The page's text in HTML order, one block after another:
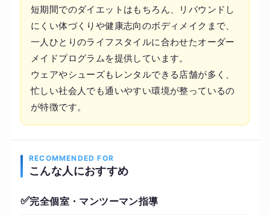
短期間でのダイエットはもちろん、リバウンドし
にくい体づくりや健康志向のボディメイクまで、
一人ひとりのライフスタイルに合わせたオーダー
メイドプログラムを提供しています。
ウェアやシューズもレンタルできる店舗が多く、
忙しい社会人でも通いやすい環境が整っているの
が特徴です。
RECOMMENDED FOR
こんな人におすすめ
✅完全個室・マンツーマン指導